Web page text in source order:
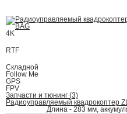
4K
RTF
Складной
Follow Me
GPS
FPV
Запчасти и тюнинг (3)
Радиоуправляемый квадрокоптер
Длина - 283 мм,